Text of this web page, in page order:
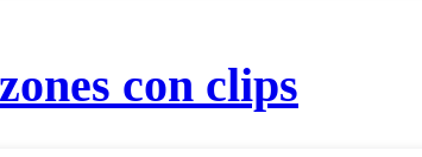
con clips